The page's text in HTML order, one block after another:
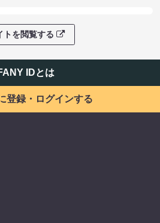
トを閲覧する
IDとは
登録・ログインする